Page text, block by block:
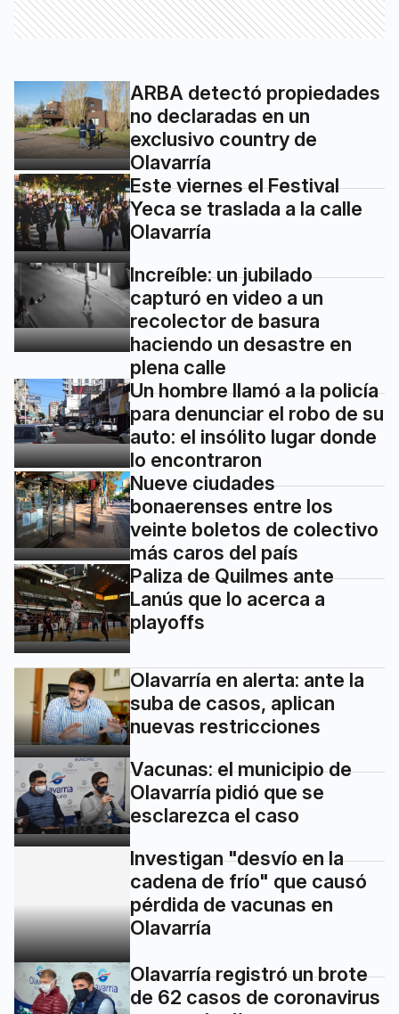
ARBA detectó propiedades
no declaradas en un
exclusivo country de
Olavarría
Este viernes el Festival
Yeca se traslada a la calle
Olavarría
Increíble: un jubilado
capturó en video a un
recolector de basura
haciendo un desastre en
plena calle
Un hombre llamó a la policía
para denunciar el robo de su
auto: el insólito lugar donde
lo encontraron
Nueve ciudades
bonaerenses entre los
veinte boletos de colectivo
más caros del país
Paliza de Quilmes ante
Lanús que lo acerca a
playoffs
Olavarría en alerta: ante la
suba de casos, aplican
nuevas restricciones
Vacunas: el municipio de
Olavarría pidió que se
esclarezca el caso
Investigan "desvío en la
cadena de frío" que causó
pérdida de vacunas en
Olavarría
de 62 casos de coronavirus
en un solo día